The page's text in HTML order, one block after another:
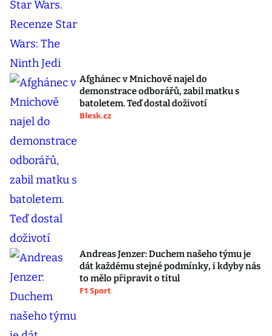
Afghánec v Mnichově najel do
demonstrace odborářů, zabil matku s
batoletem. Teď dostal doživotí
Blesk.cz
Andreas Jenzer: Duchem našeho týmu je
dát každému stejné podmínky, i kdyby nás
to mělo připravit o titul
F1 Sport